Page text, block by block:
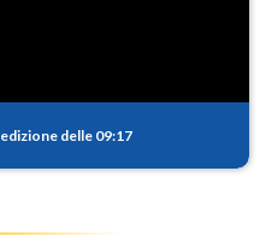
edizione delle 09:17